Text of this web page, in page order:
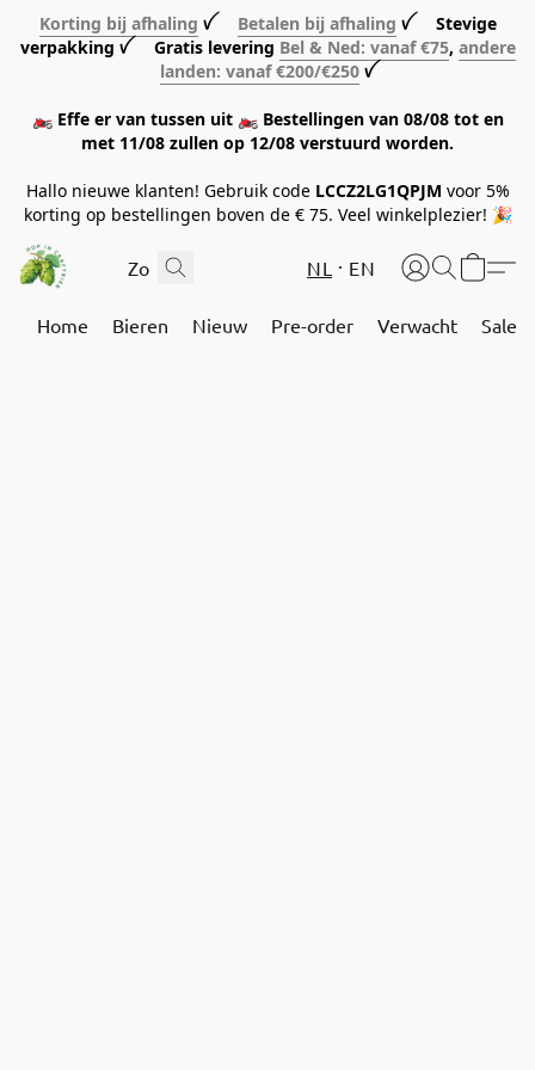
Korting bij afhaling ꪜ Betalen bij afhaling ꪜ Stevige
verpakking ꪜ Gratis levering Bel & Ned: vanaf €75, andere
landen: vanaf €200/€250 ꪜ
🏍️ Effe er van tussen uit 🏍️ Bestellingen van 08/08 tot en
met 11/08 zullen op 12/08 verstuurd worden.
Hallo nieuwe klanten! Gebruik code LCCZ2LG1QPJM voor 5%
korting op bestellingen boven de € 75. Veel winkelplezier! 🎉
NL EN
Home Bieren Nieuw Pre-order Verwacht Sale